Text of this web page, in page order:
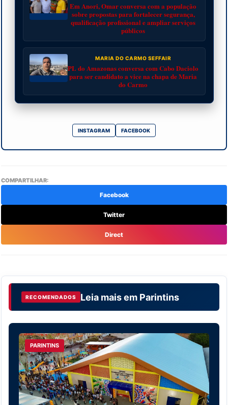
Em Anori, Omar conversa com a população
sobre propostas para fortalecer segurança,
qualificação profissional e ampliar serviços
públicos
MARIA DO CARMO SEFFAIR
PL do Amazonas conversa com Cabo Daciolo
para ser candidato a vice na chapa de Maria
do Carmo
INSTAGRAM FACEBOOK
COMPARTILHAR:
Facebook
Twitter
Direct
RECOMENDADOS Leia mais em Parintins
PARINTINS